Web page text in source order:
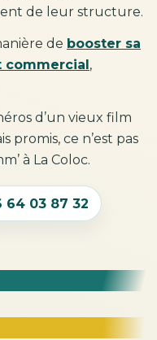
de leur structure.
de booster sa
,
d’un vieux film
promis, ce n’est pas
à La Coloc.
64 03 87 32